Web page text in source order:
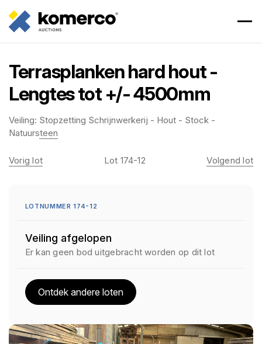
Terrasplanken hard hout -
Lengtes tot +/- 4500mm
Veiling: Stopzetting Schrijnwerkerij - Hout - Stock -
Natuursteen
Vorig lot Lot 174-12 Volgend lot
LOTNUMMER 174-12
Veiling afgelopen
Er kan geen bod uitgebracht worden op dit lot
Ontdek andere loten